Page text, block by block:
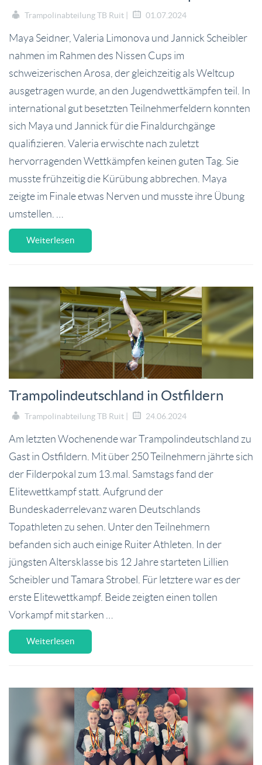
Trampolinabteilung TB Ruit | 01.07.2024
Maya Seidner, Valeria Limonova und Jannick Scheibler
nahmen im Rahmen des Nissen Cups im
schweizerischen Arosa, der gleichzeitig als Weltcup
ausgetragen wurde, an den Jugendwettkämpfen teil. In
international gut besetzten Teilnehmerfeldern konnten
sich Maya und Jannick für die Finaldurchgänge
qualifizieren. Valeria erwischte nach zuletzt
hervorragenden Wettkämpfen keinen guten Tag. Sie
musste frühzeitig die Kürübung abbrechen. Maya
zeigte im Finale etwas Nerven und musste ihre Übung
umstellen. …
Weiterlesen
Trampolindeutschland in Ostfildern
Trampolinabteilung TB Ruit | 24.06.2024
Am letzten Wochenende war Trampolindeutschland zu
Gast in Ostfildern. Mit über 250 Teilnehmern jährte sich
der Filderpokal zum 13.mal. Samstags fand der
Elitewettkampf statt. Aufgrund der
Bundeskaderrelevanz waren Deutschlands
Topathleten zu sehen. Unter den Teilnehmern
befanden sich auch einige Ruiter Athleten. In der
jüngsten Altersklasse bis 12 Jahre starteten Lillien
Scheibler und Tamara Strobel. Für letztere war es der
erste Elitewettkampf. Beide zeigten einen tollen
Vorkampf mit starken …
Weiterlesen